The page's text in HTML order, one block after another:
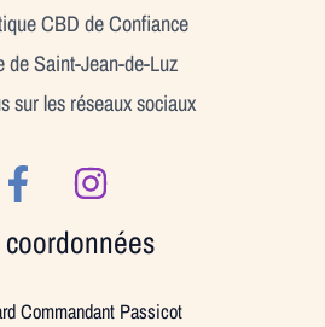
CBD de Confiance
de Saint-Jean-de-Luz
sur les réseaux sociaux
Commandant Passicot